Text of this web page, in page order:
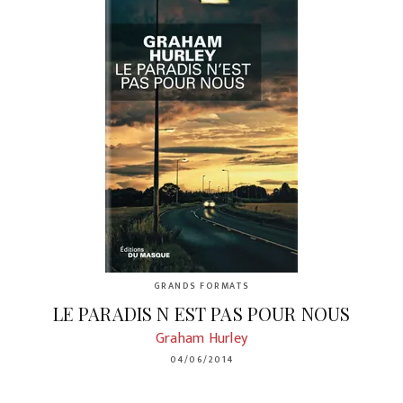
GRANDS FORMATS
LE PARADIS N EST PAS POUR NOUS
Graham Hurley
04/06/2014